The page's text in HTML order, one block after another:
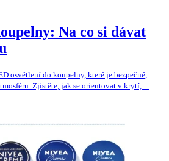
Na co si dávat
osvětlení do koupelny, které je bezpečné,
Zjistěte, jak se orientovat v krytí, ...